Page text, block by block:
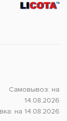
Самовывоз: на
14.08.2026
на 14.08.2026